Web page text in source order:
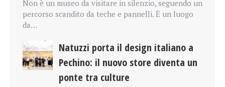
Non è un museo da visitare in silenzio, seguendo un
percorso scandito da teche e pannelli. È un luogo
da…
Natuzzi porta il design italiano a
Pechino: il nuovo store diventa un
ponte tra culture